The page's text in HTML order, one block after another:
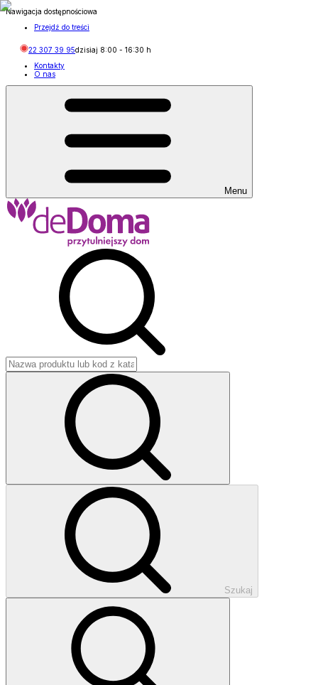
Nawigacja dostępnościowa
Przejdź do treści
22 307 39 95dzisiaj 8:00 - 16:30 h
Kontakty
O nas
Menu
Szukaj